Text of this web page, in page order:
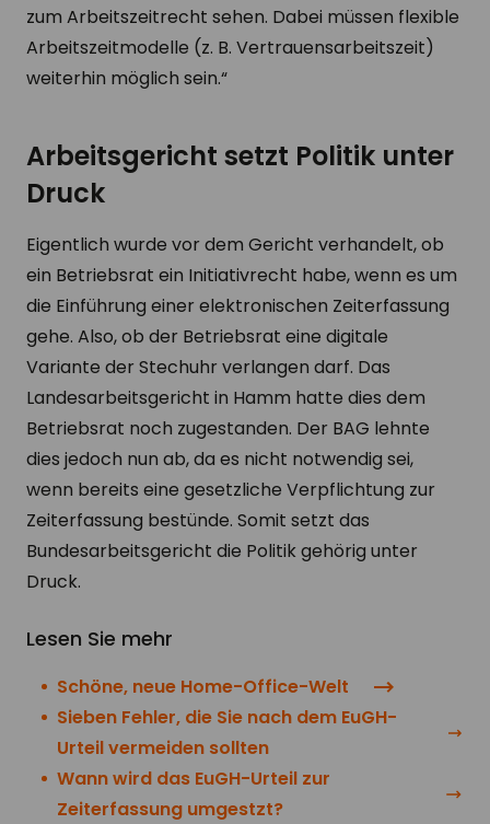
zum Arbeitszeitrecht sehen. Dabei müssen flexible
Arbeitszeitmodelle (z. B. Vertrauensarbeitszeit)
weiterhin möglich sein.“
Arbeitsgericht setzt Politik unter
Druck
Eigentlich wurde vor dem Gericht verhandelt, ob
ein Betriebsrat ein Initiativrecht habe, wenn es um
die Einführung einer elektronischen Zeiterfassung
gehe. Also, ob der Betriebsrat eine digitale
Variante der Stechuhr verlangen darf. Das
Landesarbeitsgericht in Hamm hatte dies dem
Betriebsrat noch zugestanden. Der BAG lehnte
dies jedoch nun ab, da es nicht notwendig sei,
wenn bereits eine gesetzliche Verpflichtung zur
Zeiterfassung bestünde. Somit setzt das
Bundesarbeitsgericht die Politik gehörig unter
Druck.
Lesen Sie mehr
Schöne, neue Home-Office-Welt
Sieben Fehler, die Sie nach dem EuGH-
Urteil vermeiden sollten
Wann wird das EuGH-Urteil zur
Zeiterfassung umgestzt?